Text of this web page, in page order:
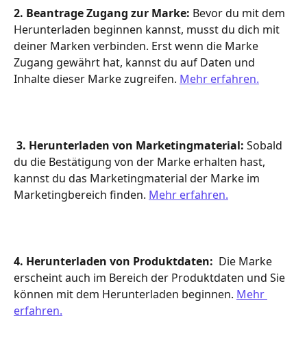
2. Beantrage Zugang zur Marke: Bevor du mit dem
Herunterladen beginnen kannst, musst du dich mit
deiner Marken verbinden. Erst wenn die Marke
Zugang gewährt hat, kannst du auf Daten und
Inhalte dieser Marke zugreifen. Mehr erfahren.
3. Herunterladen von Marketingmaterial: Sobald
du die Bestätigung von der Marke erhalten hast,
kannst du das Marketingmaterial der Marke im
Marketingbereich finden. Mehr erfahren.
4. Herunterladen von Produktdaten: Die Marke
erscheint auch im Bereich der Produktdaten und Sie
können mit dem Herunterladen beginnen. Mehr
erfahren.